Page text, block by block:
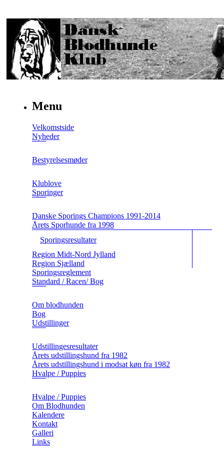
Menu
Velkomstside
Nyheder
Bestyrelsesmøder
Klublove
Sporinger
Danske Sporings Champions 1991-2014
Årets Sporhunde fra 1998
Sporingsresultater
Region Midt-Nord Jylland
Region Sjælland
Sporingsreglement
Standard / Racen/ Bog
Om blodhunden
Bog
Udstillinger
Udstillingesresultater
Årets udstillingshund fra 1982
Årets udstillingshund i modsat køn fra 1982
Hvalpe / Puppies
Hvalpe / Puppies
Om Blodhunden
Kalendere
Kontakt
Galleri
Links